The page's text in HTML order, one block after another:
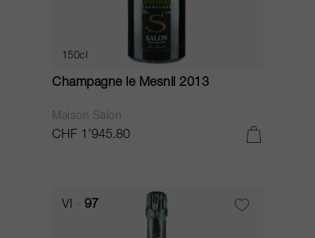
150cl
Champagne le Mesnil 2013
Maison Salon
CHF 1’945.80
VI 97